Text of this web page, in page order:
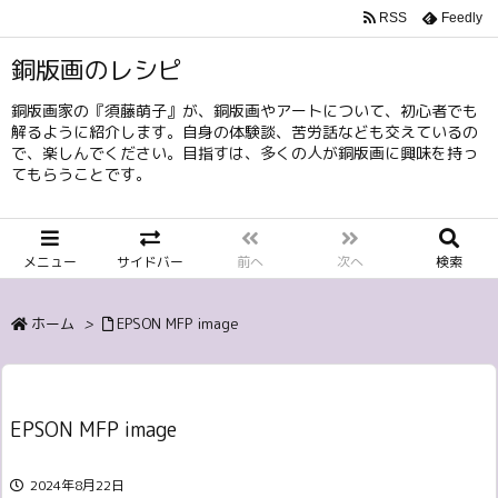
銅版画のレシピ
銅版画家の『須藤萌子』が、銅版画やアートについて、初心者でも
解るように紹介します。自身の体験談、苦労話なども交えているの
で、楽しんでください。目指すは、多くの人が銅版画に興味を持っ
てもらうことです。
メニュー サイドバー 前へ 次へ 検索
RSS Feedly
ホーム > EPSON MFP image
EPSON MFP image
2024年8月22日